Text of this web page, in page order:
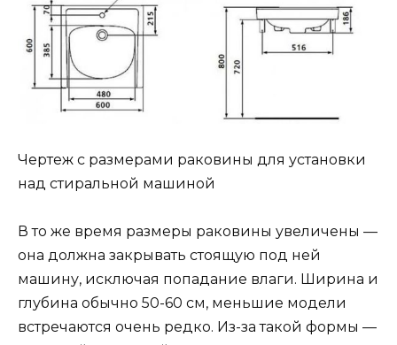
Чертеж с размерами раковины для установки
над стиральной машиной
В то же время размеры раковины увеличены —
она должна закрывать стоящую под ней
машину, исключая попадание влаги. Ширина и
глубина обычно 50-60 см, меньшие модели
встречаются очень редко. Из-за такой формы —